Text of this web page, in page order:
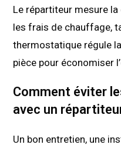
Le répartiteur mesure
les frais de chauffage,
thermostatique régule
pièce pour économiser
Comment éviter
avec un
Un bon entretien, une